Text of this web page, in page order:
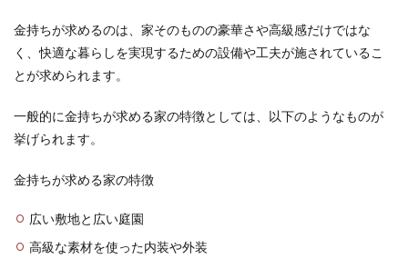
高さ
2.3
アフ
ート
の充
3
に住
人の
金持ちが求めるのは、家そのものの豪華さや高級感だけではな
く、快適な暮らしを実現するための設備や工夫が施されているこ
とが求められます。
一般的に金持ちが求める家の特徴としては、以下のようなものが
挙げられます。
金持ちが求める家の特徴
広い敷地と広い庭園
高級な素材を使った内装や外装